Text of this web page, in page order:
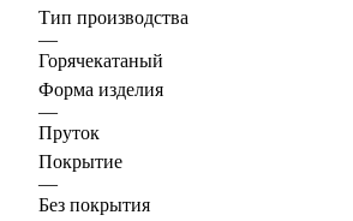
Тип производства
—
Горячекатаный
Форма изделия
—
Пруток
Покрытие
—
Без покрытия